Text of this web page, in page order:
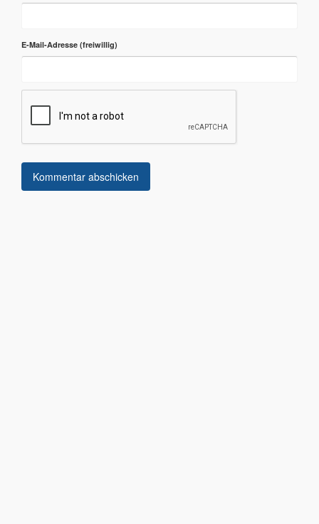
E-Mail-Adresse